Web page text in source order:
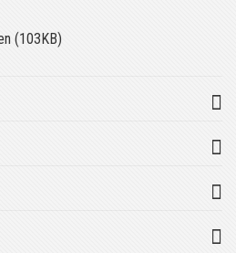
(103KB)